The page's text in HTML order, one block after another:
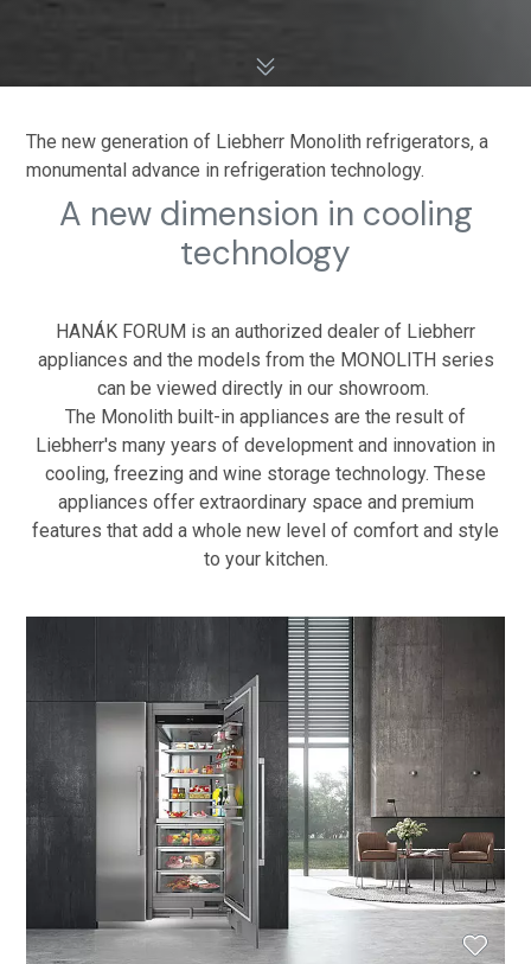
The new generation of Liebherr Monolith refrigerators, a
monumental advance in refrigeration technology.
A new dimension in cooling
technology
HANÁK FORUM is an authorized dealer of Liebherr
appliances and the models from the MONOLITH series
can be viewed directly in our showroom.
The Monolith built-in appliances are the result of
Liebherr's many years of development and innovation in
cooling, freezing and wine storage technology. These
appliances offer extraordinary space and premium
features that add a whole new level of comfort and style
to your kitchen.